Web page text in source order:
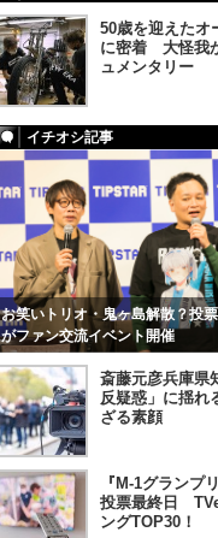
50歳を迎えたオ
に密着 大怪我
ュメンタリー
イチオシ記事
お笑いトリオ・鬼ヶ島解散？投
がファン交流イベント開催
斎藤元彦兵庫県
反疑惑」に揺れ
ざる素顔
『M-1グランプ
投票最終日
ングTOP30！